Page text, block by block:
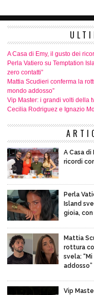
A Casa di Emy, il gusto dei
Perla Vatiero su Temptation
zero contatti”
Mattia Scudieri conferma la
mondo addosso”
Vip Master: i grandi volti della
Cecilia Rodriguez e Ignazio
A Casa di
ricordi
Perla
Island
gioia,
Mattia
rottura
svela:
addosso”
Vip